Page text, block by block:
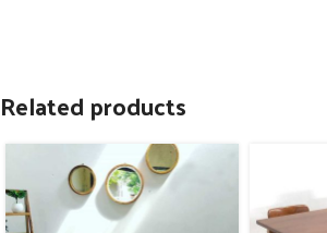
Related products